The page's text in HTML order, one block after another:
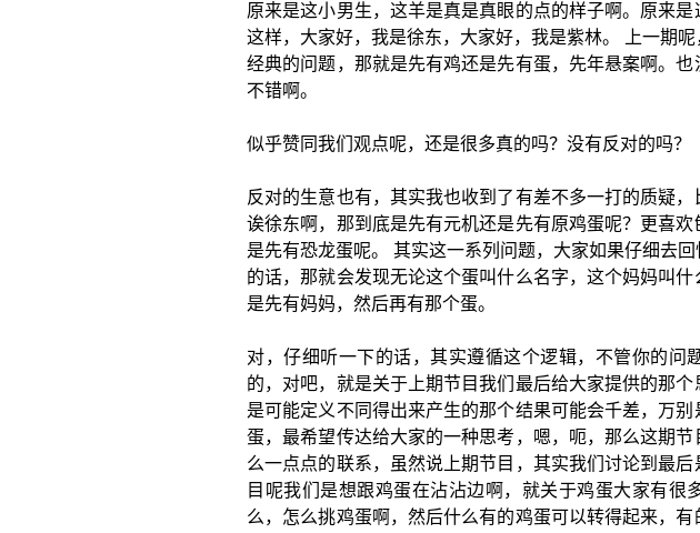
原来是这小男生，这羊是真是真眼的点的样子啊。原来
这样，大家好，我是徐东，大家好，我是紫林。 上一期
经典的问题，那就是先有鸡还是先有蛋，先年悬案啊。
不错啊。
似乎赞同我们观点呢，还是很多真的吗？没有反对的吗？
反对的生意也有，其实我也收到了有差不多一打的质疑
诶徐东啊，那到底是先有元机还是先有原鸡蛋呢？更喜
是先有恐龙蛋呢。 其实这一系列问题，大家如果仔细去
的话，那就会发现无论这个蛋叫什么名字，这个妈妈叫
是先有妈妈，然后再有那个蛋。
对，仔细听一下的话，其实遵循这个逻辑，不管你的问
的，对吧，就是关于上期节目我们最后给大家提供的那
是可能定义不同得出来产生的那个结果可能会千差，万
蛋，最希望传达给大家的一种思考，嗯，呃，那么这期
么一点点的联系，虽然说上期节目，其实我们讨论到最
目呢我们是想跟鸡蛋在沾沾边啊，就关于鸡蛋大家有很
么，怎么挑鸡蛋啊，然后什么有的鸡蛋可以转得起来，